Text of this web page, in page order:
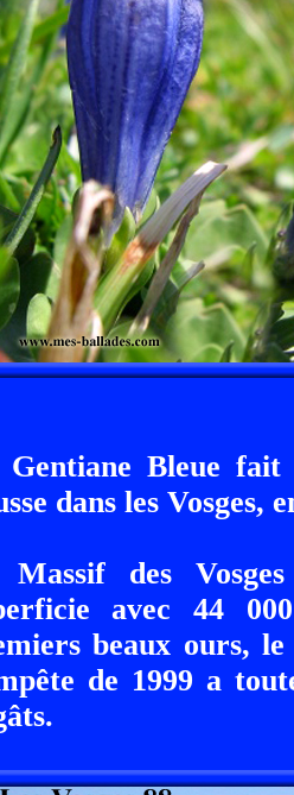
Bleue
dans les
Massif des
avec 44
beaux ours,
de 1999 a